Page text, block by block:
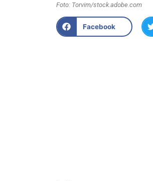
Foto: Torvim/stock.adobe.com
Facebook